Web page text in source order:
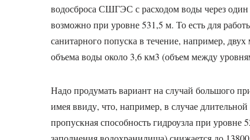
водосброса СШГЭС с расходом воды через
возможно при уровне 531,5 м. То есть для
санитарного попуска в течение, например,
объема воды около 3,6 км3 (объем между
Надо продумать вариант на случай большого
имея ввиду, что, например, в случае
пропускная способность гидроузла при уровне